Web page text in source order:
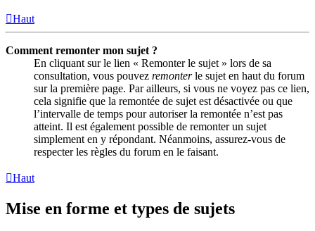
Haut
Comment remonter mon sujet ?
En cliquant sur le lien « Remonter le sujet » lors de sa
consultation, vous pouvez remonterle sujet en haut du forum
sur la première page. Par ailleurs, si vous ne voyez pas ce lien,
cela signifie que la remontée de sujet est désactivée ou que
l’intervalle de temps pour autoriser la remontée n’est pas
atteint. Il est également possible de remonter un sujet
simplement en y répondant. Néanmoins, assurez-vous de
respecter les règles du forum en le faisant.
Haut
Mise en forme et types de sujets